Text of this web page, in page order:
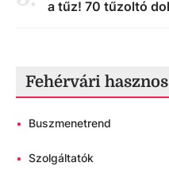
a tűz! 70 tűzoltó
Fehérvári
• Buszmenetrend
• Szolgáltatók